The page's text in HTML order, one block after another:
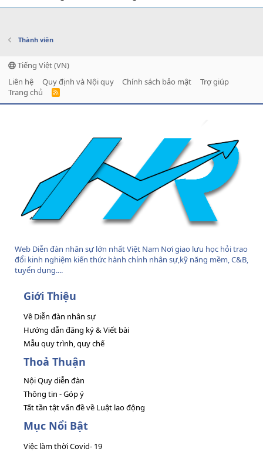
Thành viên
Tiếng Việt (VN)
Liên hệ
Quy định và Nội quy Chính sách bảo mật
Trợ giúp
Trang chủ
R
Web Diễn đàn nhân sự lớn nhất Việt Nam Nơi giao lưu học hỏi trao
đổi kinh nghiệm kiến thức hành chính nhân sự,kỹ năng mềm, C&B,
tuyển dụng....
Giới Thiệu
Về Diễn đàn nhân sự
Hướng dẫn đăng ký & Viết bài
Mẫu quy trình, quy chế
Thoả Thuận
Nội Quy diễn đàn
Thông tin - Góp ý
Tất tần tật vấn đề về Luật lao động
Mục Nổi Bật
Việc làm thời Covid- 19